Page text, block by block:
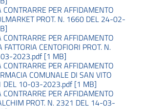
PER AFFIDAMENTO
PROT. N. 1660 DEL 24-02-
PER AFFIDAMENTO
FATTORIA CENTOFIORI PROT. N.
2023.pdf [1 MB]
PER AFFIDAMENTO
COMUNALE DI SAN VITO
DEL 10-03-2023.pdf [1 MB]
PER AFFIDAMENTO
PROT. N. 2321 DEL 14-03-